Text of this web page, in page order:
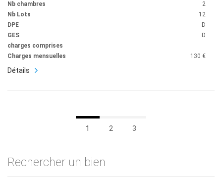
Nb chambres
2
Nb Lots
12
DPE
D
GES
D
charges comprises
Charges mensuelles
130 €
Détails
1 2 3
Rechercher un bien